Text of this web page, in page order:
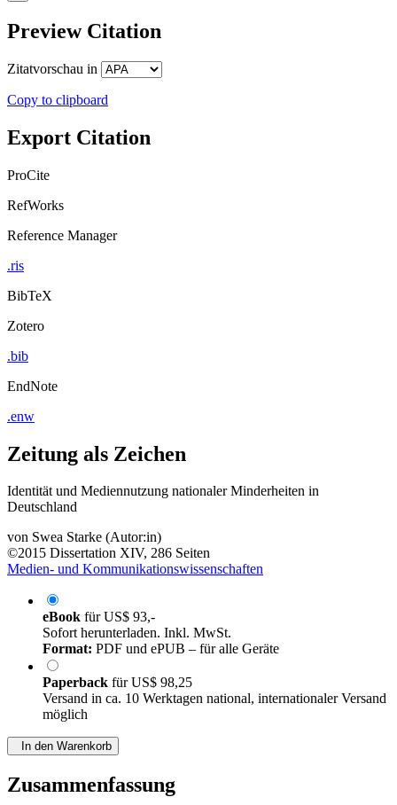
Preview Citation
Zitatvorschau in
Copy to clipboard
Export Citation
ProCite
RefWorks
Reference Manager
.ris
BibTeX
Zotero
.bib
EndNote
.enw
Zeitung als Zeichen
Identität und Mediennutzung nationaler Minderheiten in
Deutschland
von Swea Starke (Autor:in)
©2015 Dissertation XIV, 286 Seiten
Medien- und Kommunikationswissenschaften
eBook fürUS$ 93,-
Sofort herunterladen. Inkl. MwSt.
Format: PDF und ePUB – für alle Geräte
Paperback fürUS$ 98,25
Versand in ca. 10 Werktagen national, internationaler Versand
möglich
In den Warenkorb
Zusammenfassung